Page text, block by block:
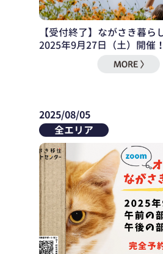
【受付終了】ながさき暮
2025年9月27日（土）開催！
2025/08/05
全エリア